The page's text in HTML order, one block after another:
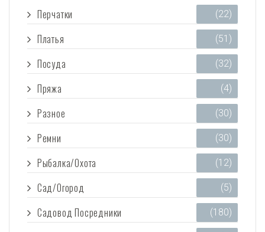
Перчатки (22)
Платья (51)
Посуда (32)
Пряжа (4)
Разное (30)
Ремни (30)
Рыбалка/Охота (12)
Сад/Огород (5)
Садовод Посредники (180)